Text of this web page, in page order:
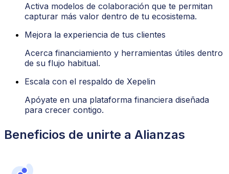
Activa modelos de colaboración que te permitan
capturar más valor dentro de tu ecosistema.
Mejora la experiencia de tus clientes
Acerca financiamiento y herramientas útiles dentro
de su flujo habitual.
Escala con el respaldo de Xepelin
Apóyate en una plataforma financiera diseñada
para crecer contigo.
Beneficios de unirte a Alianzas